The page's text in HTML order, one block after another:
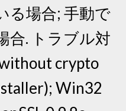
る場合; 手動で
合. トラブル対
crypto
Win32